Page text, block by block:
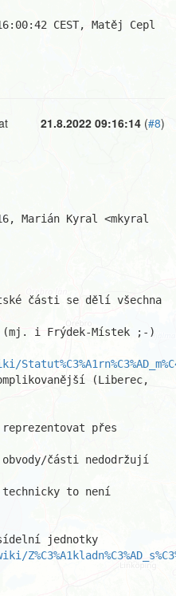
CEST, Matěj Cepl
21.8.2022 09:16:14 (#8)
Marián Kyral <mkyral
části se dělí všechna
(mj. i Frýdek-Místek ;-)
(Liberec,
přes
části nedodržují
to není
jednotky